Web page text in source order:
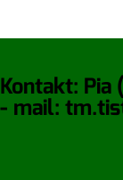
Kontakt:
- mail: